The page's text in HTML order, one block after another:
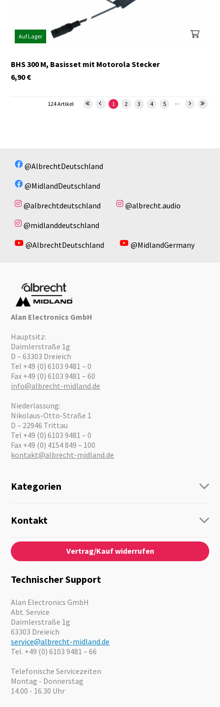
Auf Lager
BHS 300 M, Basisset mit Motorola Stecker
€
6,90
1 2 3 4 5 ...
124 Artikel
@AlbrechtDeutschland
@MidlandDeutschland
@albrechtdeutschland
@albrecht.audio
@midlanddeutschland
@AlbrechtDeutschland
@MidlandGermany
Alan Electronics GmbH
Hauptsitz:
Daimlerstraße 1g
D – 63303 Dreieich
Tel +49 (0) 6103 9481 – 0
Fax +49 (0) 6103 9481 – 60
info@albrecht-midland.de
Niederlassung:
Nikolaus-Otto-Straße 1
D – 22946 Trittau
Tel +49 (0) 6103 9481 – 0
Fax +49 (0) 4154 849 – 100
kontakt@albrecht-midland.de
Kategorien
Personenführung
Audio
Notfallvorsorge
Motorrad
Angebote
Kontakt
Kontaktformular
Über Uns
News
Karriere
Kataloge
Vertrag/Kauf widerrufen
Technischer Support
Alan Electronics GmbH
Abt. Service
Daimlerstraße 1g
63303 Dreieich
service@albrecht-midland.de
Tel. +49 (0) 6103 9481 – 66
Telefonische Servicezeiten
Montag - Donnerstag
14.00 - 16.30 Uhr